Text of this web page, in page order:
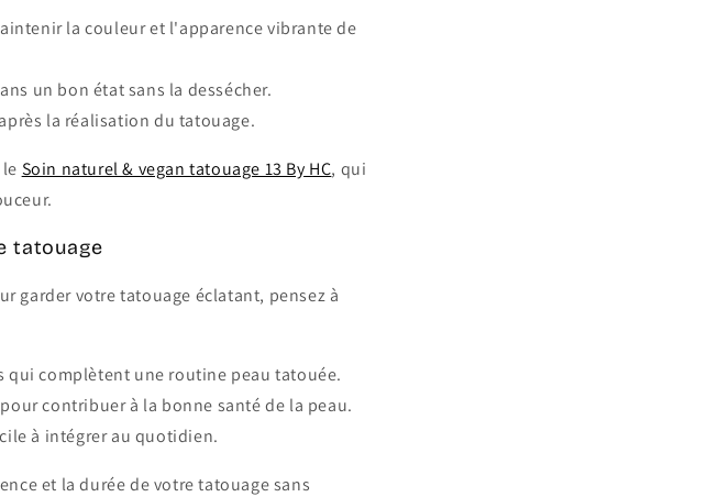
la couleur et l'apparence vibrante de
un bon état sans la dessécher.
la réalisation du tatouage.
Soin naturel & vegan tatouage 13 By HC, qui
tatouage
garder votre tatouage éclatant, pensez à
qui complètent une routine peau tatouée.
contribuer à la bonne santé de la peau.
à intégrer au quotidien.
et la durée de votre tatouage sans